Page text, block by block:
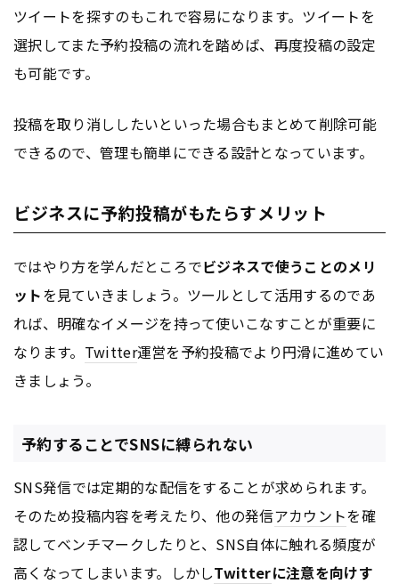
ツイートを探すのもこれで容易になります。ツイートを
選択してまた予約投稿の流れを踏めば、再度投稿の設定
も可能です。
投稿を取り消ししたいといった場合もまとめて削除可能
できるので、管理も簡単にできる設計となっています。
ビジネスに予約投稿がもたらすメリット
ではやり方を学んだところでビジネスで使うことのメリ
ットを見ていきましょう。ツールとして活用するのであ
れば、明確なイメージを持って使いこなすことが重要に
なります。 Twitter運営を予約投稿でより円滑に進めてい
きましょう。
予約することでSNSに縛られない
SNS発信では定期的な配信をすることが求められます。
そのため投稿内容を考えたり、他の発信アカウントを確
認してベンチマークしたりと、SNS自体に触れる頻度が
高くなってしまいます。しかしTwitterに注意を向けす